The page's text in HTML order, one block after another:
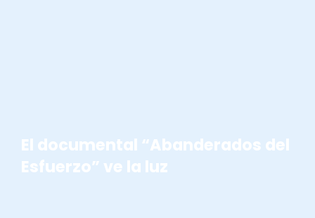
El documental “Abanderados del
Esfuerzo” ve la luz